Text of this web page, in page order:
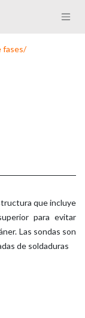
fases/
que incluye
para evitar
Las sondas son
de soldaduras​